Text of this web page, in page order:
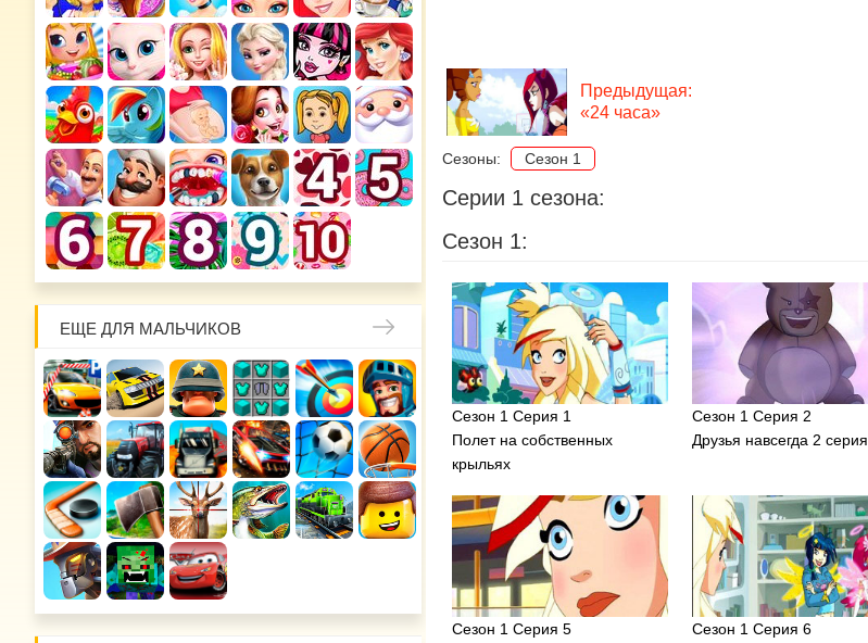
ЕЩЕ ДЛЯ МАЛЬЧИКОВ
Предыдущая:
«24 часа»
Сезоны: Сезон 1
Серии 1 сезона:
Сезон 1:
Сезон 1 Серия 1
Полет на собственных
крыльях
Сезон 1 Серия 2
Друзья навсегда 2 серия
Сезон 1 Серия 5
Сезон 1 Серия 6